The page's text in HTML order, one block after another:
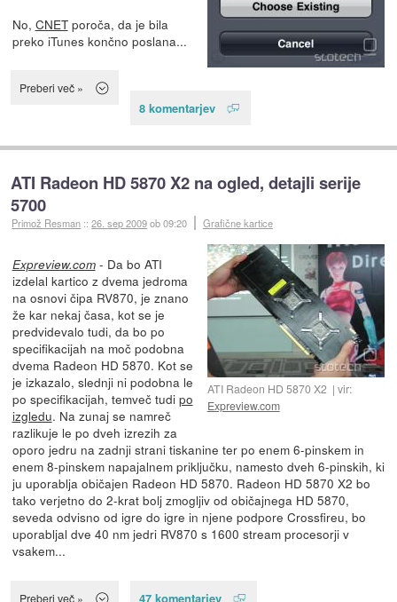
No, CNETporoča, da je bila
preko iTunes končno poslana...
Preberi več »
8 komentarjev
ATI Radeon HD 5870 X2 na ogled, detajli serije
5700
Primož Resman ::26. sep 2009ob 09:20 Grafične kartice
ATI Radeon HD 5870 X2
vir:
Expreview.com
Expreview.com- Da bo ATI
izdelal kartico z dvema jedroma
na osnovi čipa RV870, je znano
že kar nekaj časa, kot se je
predvidevalo tudi, da bo po
specifikacijah na moč podobna
dvema Radeon HD 5870. Kot se
je izkazalo, slednji ni podobna le
po specifikacijah, temveč tudi po
izgledu. Na zunaj se namreč
razlikuje le po dveh izrezih za
oporo jedru na zadnji strani tiskanine ter po enem 6-pinskem in
enem 8-pinskem napajalnem priključku, namesto dveh 6-pinskih, ki
ju uporablja običajen Radeon HD 5870. Radeon HD 5870 X2 bo
tako verjetno do 2-krat bolj zmogljiv od običajnega HD 5870,
seveda odvisno od igre do igre in njene podpore Crossfireu, bo
uporabljal dve 40 nm jedri RV870 s 1600 stream procesorji v
vsakem...
Preberi več » 47 komentarjev